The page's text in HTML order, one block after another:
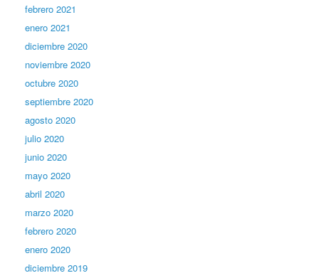
febrero 2021
enero 2021
diciembre 2020
noviembre 2020
octubre 2020
septiembre 2020
agosto 2020
julio 2020
junio 2020
mayo 2020
abril 2020
marzo 2020
febrero 2020
enero 2020
diciembre 2019